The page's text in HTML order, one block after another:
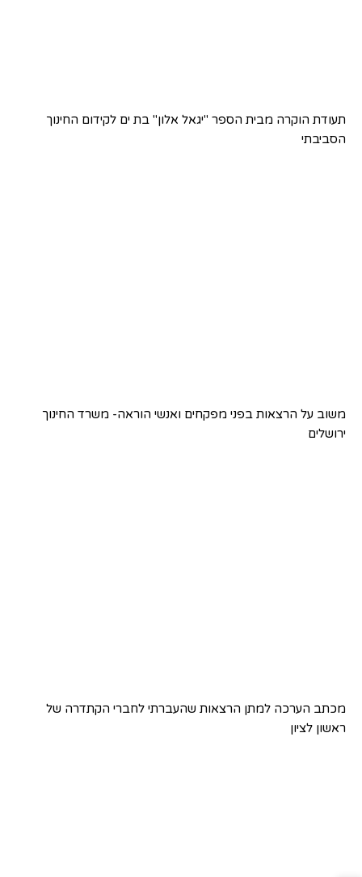
תעודת הוקרה מבית הספר "יגאל אלון" בת ים לקידום החינוך
הסביבתי
משוב על הרצאות בפני מפקחים ואנשי הוראה- משרד החינוך
ירושלים
מכתב הערכה למתן הרצאות שהעברתי לחברי הקתדרה של
ראשון לציון